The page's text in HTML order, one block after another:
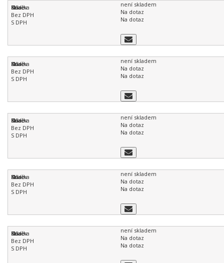
není skladem
Na dotaz
Na dotaz
není skladem
Na dotaz
Na dotaz
není skladem
Na dotaz
Na dotaz
není skladem
Na dotaz
Na dotaz
není skladem
Na dotaz
Na dotaz